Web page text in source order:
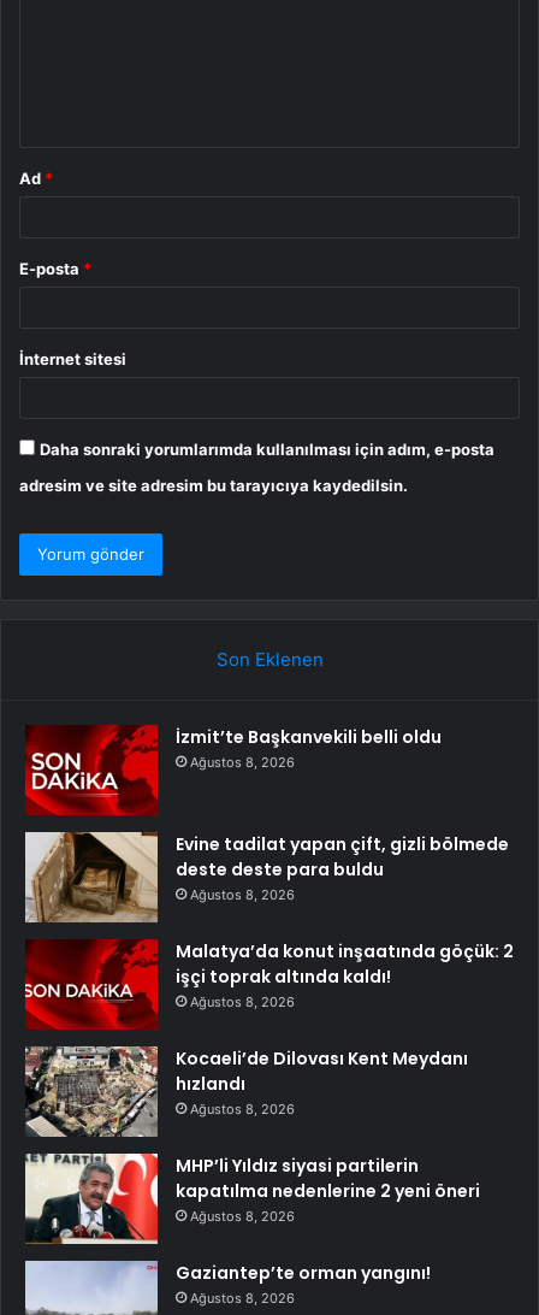
Ad *
E-posta *
İnternet sitesi
Daha sonraki yorumlarımda kullanılması için adım, e-posta
adresim ve site adresim bu tarayıcıya kaydedilsin.
Son Eklenen
İzmit’te Başkanvekili belli oldu
Ağustos 8, 2026
Evine tadilat yapan çift, gizli bölmede
deste deste para buldu
Ağustos 8, 2026
Malatya’da konut inşaatında göçük: 2
işçi toprak altında kaldı!
Ağustos 8, 2026
Kocaeli’de Dilovası Kent Meydanı
hızlandı
Ağustos 8, 2026
MHP’li Yıldız siyasi partilerin
kapatılma nedenlerine 2 yeni öneri
Ağustos 8, 2026
Gaziantep’te orman yangını!
Ağustos 8, 2026